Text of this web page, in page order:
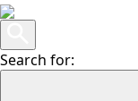
Search for: